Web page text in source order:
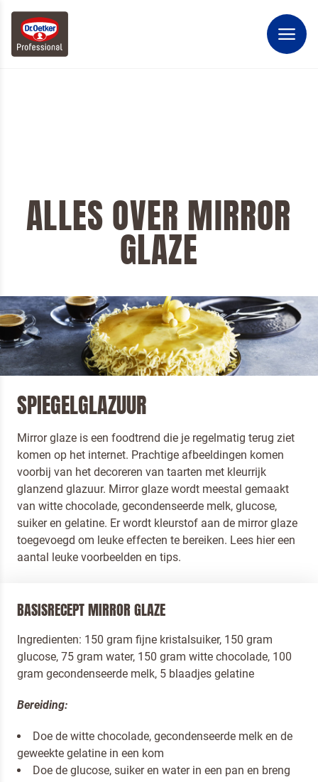
ALLES OVER MIRROR
GLAZE
TIPS & TRICKS/TOEPASSINGEN /MIRROR GLAZE
SPIEGELGLAZUUR
Mirror glaze is een foodtrend die je regelmatig terug ziet
komen op het internet. Prachtige afbeeldingen komen
voorbij van het decoreren van taarten met kleurrijk
glanzend glazuur. Mirror glaze wordt meestal gemaakt
van witte chocolade, gecondenseerde melk, glucose,
suiker en gelatine. Er wordt kleurstof aan de mirror glaze
toegevoegd om leuke effecten te bereiken. Lees hier een
aantal leuke voorbeelden en tips.
BASISRECEPT MIRROR GLAZE
Ingredienten: 150 gram fijne kristalsuiker, 150 gram
glucose, 75 gram water, 150 gram witte chocolade, 100
gram gecondenseerde melk, 5 blaadjes gelatine
Bereiding:
Doe de witte chocolade, gecondenseerde melk en de
geweekte gelatine in een kom
Doe de glucose, suiker en water in een pan en breng